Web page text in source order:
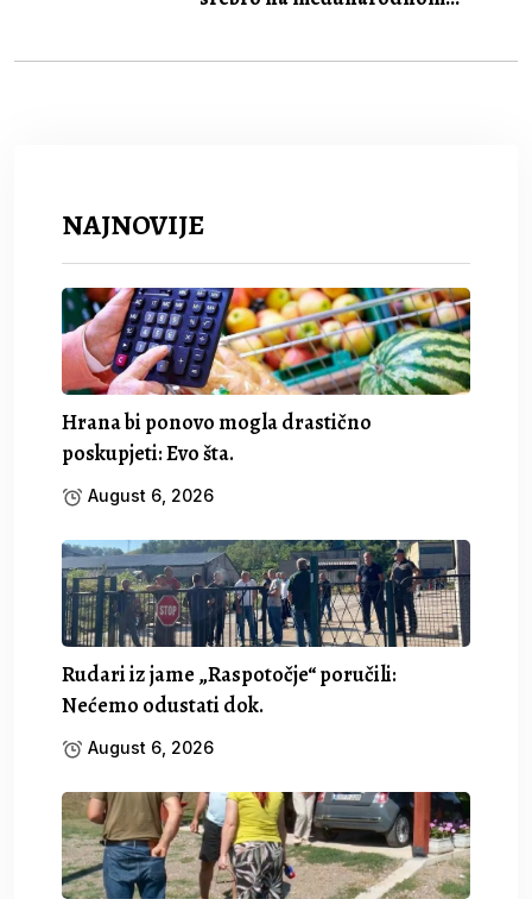
NAJNOVIJE
Hrana bi ponovo mogla drastično
poskupjeti: Evo šta.
August 6, 2026
Rudari iz jame „Raspotočje“ poručili:
Nećemo odustati dok.
August 6, 2026